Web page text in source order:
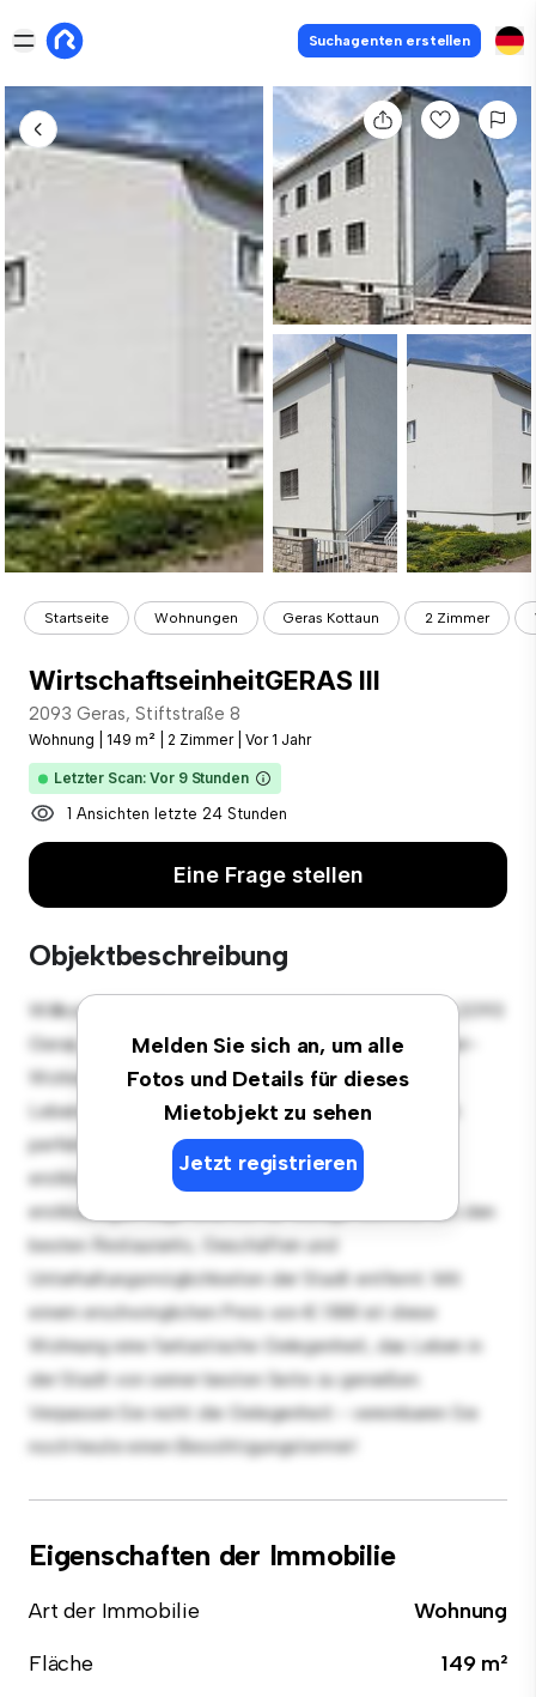
Suchagenten erstellen
Startseite Wohnungen Geras Kottaun 2 Zimmer
WirtschaftseinheitGERAS III
2093 Geras, Stiftstraße 8
Wohnung 149 m² 2 Zimmer Vor 1 Jahr
Letzter Scan: Vor 9 Stunden
1 Ansichten letzte 24 Stunden
Eine Frage stellen
Objektbeschreibung
Melden Sie sich an, um alle
Fotos und Details für dieses
Mietobjekt zu sehen
Jetzt registrieren
Willkommen in Ihrem neuen urbanen Rückzugsort in 2093
Geras, Stiftstraße 8! Diese moderne 2 Schlafzimmer-
Wohnung bietet einen stilvollen und gemütlichen
Lebensraum. Die offene Raumaufteilung eignet sich
perfekt für Gäste, und die elegante Küche ist mit
erstklassigen Geräten ausgestattet. Dank der
erstklassigen Lage sind Sie nur wenige Schritte von den
besten Restaurants, Geschäften und
Unterhaltungsmöglichkeiten der Stadt entfernt. Mit
einem erschwinglichen Preis von € 1.188 ist diese
Wohnung eine fantastische Gelegenheit, das Leben in
der Stadt von seiner besten Seite zu genießen.
Verpassen Sie nicht die Gelegenheit - vereinbaren Sie
noch heute einen Besichtigungstermin!
Eigenschaften der Immobilie
Art der Immobilie
Wohnung
Fläche
149 m²